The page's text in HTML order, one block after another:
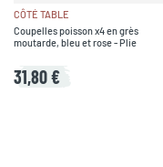
CÔTÉ TABLE
Coupelles poisson x4 en grès
moutarde, bleu et rose - Plie
31,80 €